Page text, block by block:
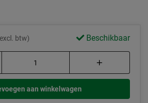
btw) Beschikbaar
aan winkelwagen